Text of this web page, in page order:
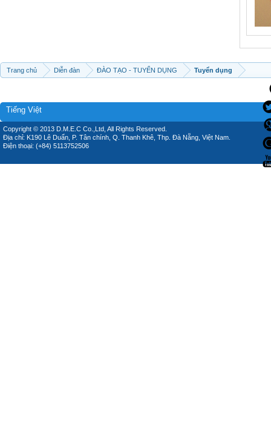
Trang chủ Diễn đàn ĐÀO TẠO - TUYỂN DỤNG Tuyển dụng
Tiếng Việt
Copyright © 2013 D.M.E.C Co.,Ltd, All Rights Reserved.
Địa chỉ: K190 Lê Duẩn, P. Tân chính, Q. Thanh Khê, Thp. Đà Nẵng, Việt Nam.
Điện thoại: (+84) 5113752506